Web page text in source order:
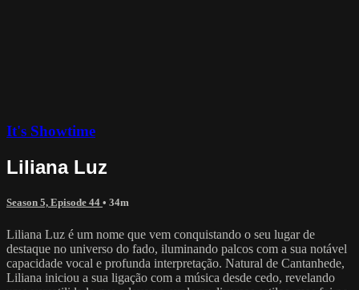
It's Showtime
Liliana Luz
Season 5, Episode 44 • 34m
Liliana Luz é um nome que vem conquistando o seu lugar de
destaque no universo do fado, iluminando palcos com a sua notável
capacidade vocal e profunda interpretação. Natural de Cantanhede,
Liliana iniciou a sua ligação com a música desde cedo, revelando